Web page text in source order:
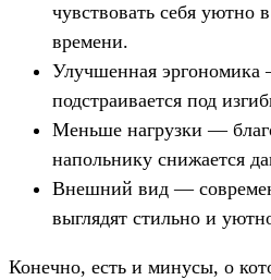
чувствовать себя уютно
времени.
Улучшенная эргономика
подстраивается под
Меньше нагрузки —
напольнику снижается
Внешний вид —
выглядят стильно и
Конечно, есть и минусы, о